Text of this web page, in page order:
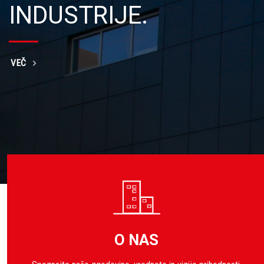
OGLED IZDELKOV
O NAS